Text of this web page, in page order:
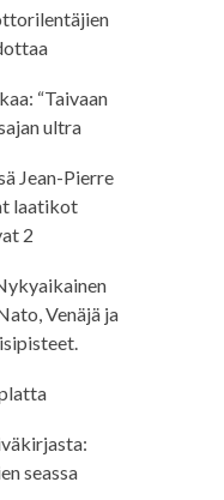
“Taivaan
ultra
Jean-Pierre
laatikot
2
Venäjä ja
seassa